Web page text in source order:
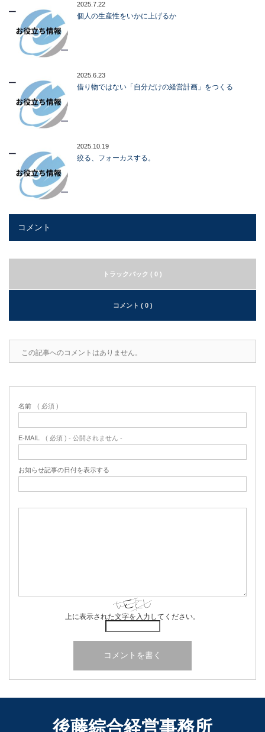
2025.7.22
個人の生産性をいかに上げるか
2025.6.23
借り物ではない「自分だけの経営計画」をつくる
2025.10.19
絞る、フォーカスする。
コメント
トラックバック ( 0 )
コメント ( 0 )
この記事へのコメントはありません。
名前 ( 必須 )
E-MAIL ( 必須 ) - 公開されません -
お知らせ記事の日付を表示する
上に表示された文字を入力してください。
後藤綜合経営事務所